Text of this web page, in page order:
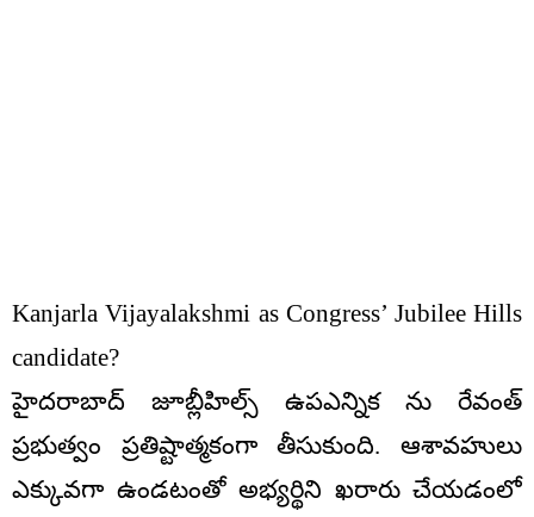
Kanjarla Vijayalakshmi as Congress’ Jubilee Hills
candidate?
హైదరాబాద్ జూబ్లీహిల్స్ ఉపఎన్నిక ను రేవంత్
ప్రభుత్వం ప్రతిష్టాత్మకంగా తీసుకుంది. ఆశావహులు
ఎక్కువగా ఉండటంతో అభ్యర్థిని ఖరారు చేయడంలో